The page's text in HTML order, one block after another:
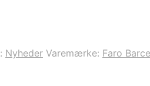
Nyheder Varemærke: Faro